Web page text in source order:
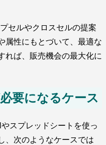
セルやクロスセルの提案
属性にもとづいて、最適な
れば、販売機会の最大化に
要になるケース
スプレッドシートを使っ
、次のようなケースでは